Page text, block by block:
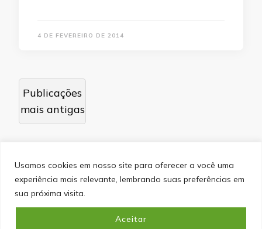
Usamos cookies em nosso site para oferecer a você uma
experiência mais relevante, lembrando suas preferências em
sua próxima visita.
Aceitar
4 DE FEVEREIRO DE 2014
Navegação
por
posts
Publicações
mais antigas
&cópia; Direitos Autorais 2026Portal do Inferno
SITEMAP POLÍTICA DE PRIVACIDADE
EQUIPE